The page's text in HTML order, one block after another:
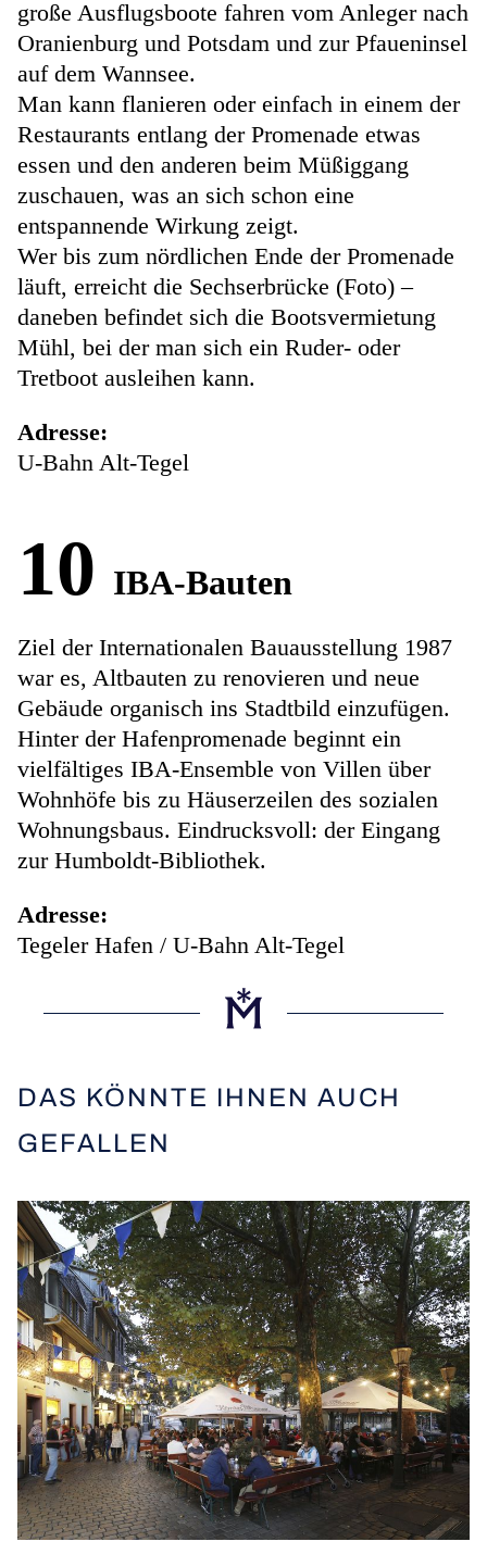
große Ausflugsboote fahren vom Anleger nach
Oranienburg und Potsdam und zur Pfaueninsel
auf dem Wannsee.
Man kann flanieren oder einfach in einem der
Restaurants entlang der Promenade etwas
essen und den anderen beim Müßiggang
zuschauen, was an sich schon eine
entspannende Wirkung zeigt.
Wer bis zum nördlichen Ende der Promenade
läuft, erreicht die Sechserbrücke (Foto) –
daneben befindet sich die Bootsvermietung
Mühl, bei der man sich ein Ruder- oder
Tretboot ausleihen kann.
Adresse:
U-Bahn Alt-Tegel
10 IBA-Bauten
Ziel der Internationalen Bauausstellung 1987
war es, Altbauten zu renovieren und neue
Gebäude organisch ins Stadtbild einzufügen.
Hinter der Hafenpromenade beginnt ein
vielfältiges IBA-Ensemble von Villen über
Wohnhöfe bis zu Häuserzeilen des sozialen
Wohnungsbaus. Eindrucksvoll: der Eingang
zur Humboldt-Bibliothek.
Adresse:
Tegeler Hafen / U-Bahn Alt-Tegel
DAS KÖNNTE IHNEN AUCH
GEFALLEN